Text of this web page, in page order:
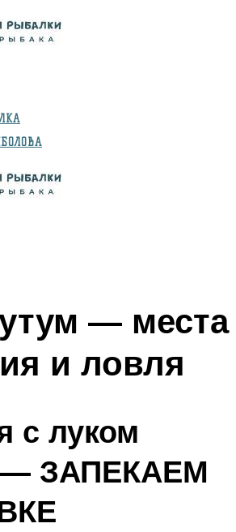
— места
и ловля
с луком
— ЗАПЕКАЕМ